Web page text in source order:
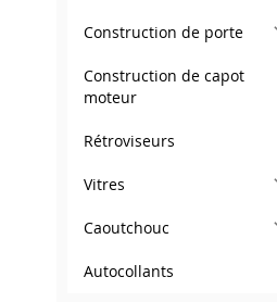
AJOUTER
À
D’ENVIE
AJOUTER
AJOUTER
À
D’ENVIE
AJOUTER
AJOUTER
À
D’ENVIE
AJOUTER
Ajouter au panier
À
MA
LISTE
AJOUTER
AU
COMPARATEUR
Construction de porte
Construction de capot
moteur
Rétroviseurs
Vitres
Caoutchouc
Autocollants